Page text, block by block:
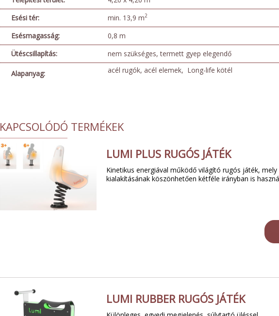
Esési tér:
min. 13,9 m2
Esésmagasság:
0,8 m
Ütéscsillapítás:
nem szükséges, termett gyep elegendő
Alapanyag: acél rugók, acél elemek, Long-life kötél
KAPCSOLÓDÓ TERMÉKEK
LUMI PLUS RUGÓS JÁTÉK
Kinetikus energiával működő világító rugós játék, mely
kialakításának köszönhetően kétféle irányban is
LUMI RUBBER RUGÓS JÁTÉK